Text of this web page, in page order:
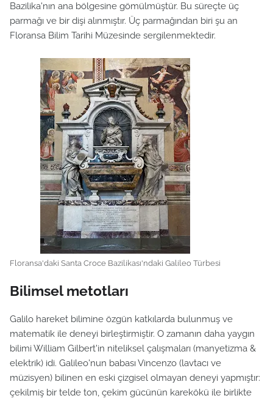
Bazilika'nın ana bölgesine gömülmüştür. Bu süreçte üç
parmağı ve bir dişi alınmıştır. Üç parmağından biri şu an
Floransa Bilim Tarihi Müzesinde sergilenmektedir.
Floransa'daki Santa Croce Bazilikası'ndaki Galileo Türbesi
Bilimsel metotları
Galilo hareket bilimine özgün katkılarda bulunmuş ve
matematik ile deneyi birleştirmiştir. O zamanın daha yaygın
bilimi William Gilbert'in niteliksel çalışmaları (manyetizma &
elektrik) idi. Galileo'nun babası Vincenzo (lavtacı ve
müzisyen) bilinen en eski çizgisel olmayan deneyi yapmıştır:
çekilmiş bir telde ton, çekim gücünün karekökü ile birlikte